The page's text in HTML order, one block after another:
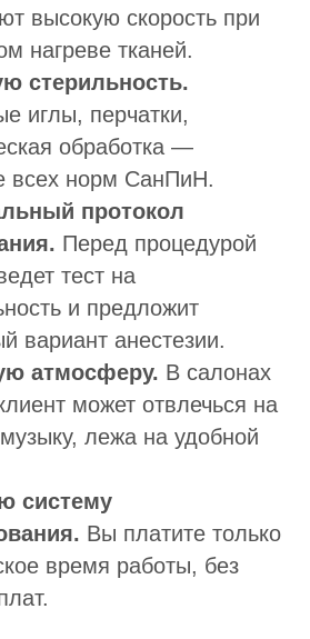
высокую скорость при
нагреве тканей.
стерильность.
иглы, перчатки,
обработка —
всех норм СанПиН.
протокол
Перед процедурой
тест на
и предложит
вариант анестезии.
атмосферу. В салонах
может отвлечься на
лежа на удобной
систему
Вы платите только
время работы, без